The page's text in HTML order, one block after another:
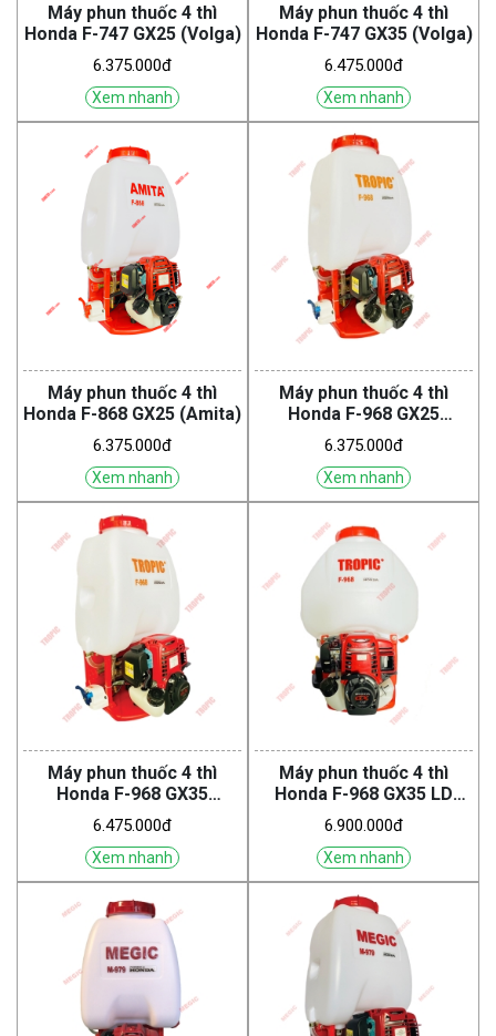
Máy phun thuốc 4 thì
Honda F-747 GX25 (Volga)
6.375.000đ
Xem nhanh
Máy phun thuốc 4 thì
Honda F-747 GX35 (Volga)
6.475.000đ
Xem nhanh
Máy phun thuốc 4 thì
Honda F-868 GX25 (Amita)
6.375.000đ
Xem nhanh
Máy phun thuốc 4 thì
Honda F-968 GX25
(Tropic)
6.375.000đ
Xem nhanh
Máy phun thuốc 4 thì
Honda F-968 GX35
(Tropic)
6.475.000đ
Xem nhanh
Máy phun thuốc 4 thì
Honda F-968 GX35 LD
(Tropic)
6.900.000đ
Xem nhanh